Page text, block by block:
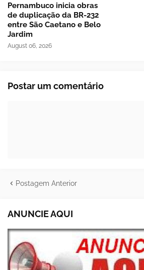
Pernambuco inicia obras
de duplicação da BR-232
entre São Caetano e Belo
Jardim
August 06, 2026
Postar um comentário
Postagem Anterior
ANUNCIE AQUI